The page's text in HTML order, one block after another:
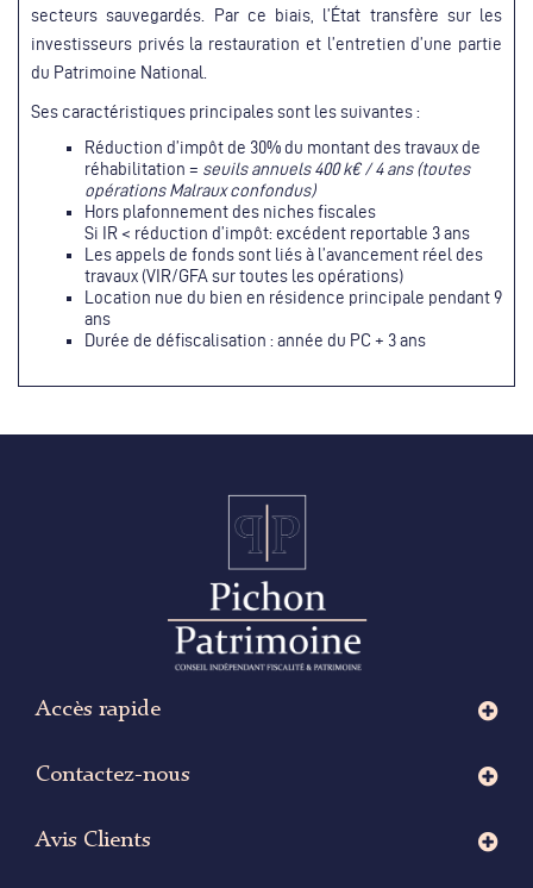
secteurs sauvegardés. Par ce biais, l’État transfère sur les
investisseurs privés la restauration et l’entretien d’une partie
du Patrimoine National.
Ses caractéristiques principales sont les suivantes :
Réduction d’impôt de 30% du montant des travaux de
réhabilitation = seuils annuels 400 k€ / 4 ans (toutes
opérations Malraux confondus)
Hors plafonnement des niches fiscales
Si IR < réduction d’impôt: excédent reportable 3 ans
Les appels de fonds sont liés à l’avancement réel des
travaux (VIR/GFA sur toutes les opérations)
Location nue du bien en résidence principale pendant 9
ans
Durée de défiscalisation : année du PC + 3 ans
Accès rapide
Contactez-nous
Avis Clients